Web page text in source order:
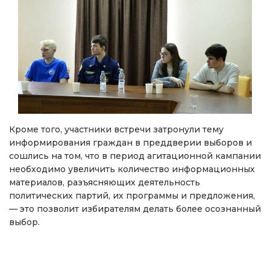
Кроме того, участники встречи затронули тему
информирования граждан в преддверии выборов и
сошлись на том, что в период агитационной кампании
необходимо увеличить количество информационных
материалов, разъясняющих деятельность
политических партий, их программы и предложения,
— это позволит избирателям делать более осознанный
выбор.